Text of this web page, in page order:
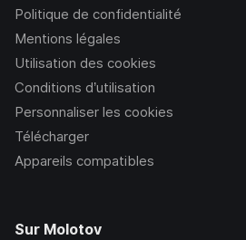
Politique de confidentialité
Mentions légales
Utilisation des cookies
Conditions d’utilisation
Personnaliser les cookies
Télécharger
Appareils compatibles
Sur Molotov